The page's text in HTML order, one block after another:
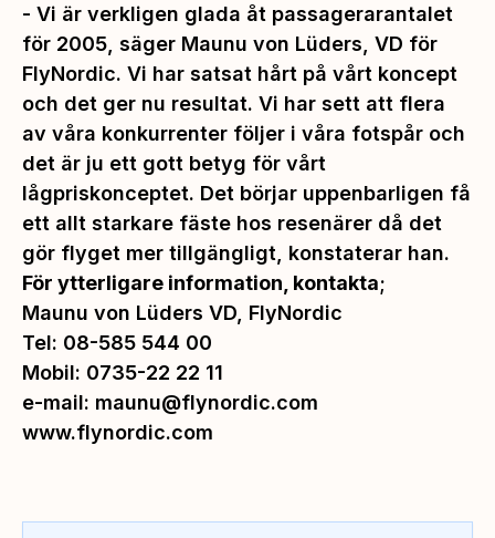
- Vi är verkligen glada åt passagerarantalet
för 2005, säger Maunu von Lüders, VD för
FlyNordic. Vi har satsat hårt på vårt koncept
och det ger nu resultat. Vi har sett att flera
av våra konkurrenter följer i våra fotspår och
det är ju ett gott betyg för vårt
lågpriskonceptet. Det börjar uppenbarligen få
ett allt starkare fäste hos resenärer då det
gör flyget mer tillgängligt, konstaterar han.
För ytterligare information, kontakta;
Maunu von Lüders VD, FlyNordic
Tel: 08-585 544 00
Mobil: 0735-22 22 11
e-mail: maunu@flynordic.com
www.flynordic.com